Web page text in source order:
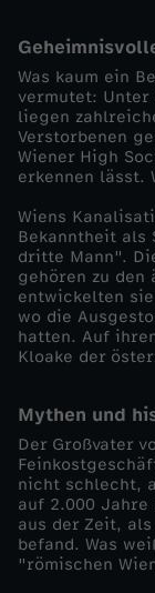
o
k
u
s
-
G
e
h
e
i
m
Was kaum ein
vermutet: Unter
liegen
Verstorbenen
Wiener High
erkennen lässt.
Wiens
Bekanntheit als
dritte Mann".
gehören zu den
entwickelten
wo die
hatten. Auf
Kloake der
Mythen und
Der Großvater
nicht schlecht,
auf 2.000 Jahre
aus der Zeit,
befand. Was
"römischen